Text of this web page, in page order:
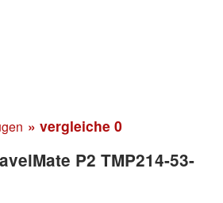
» vergleiche 0
P2 TMP214-53-